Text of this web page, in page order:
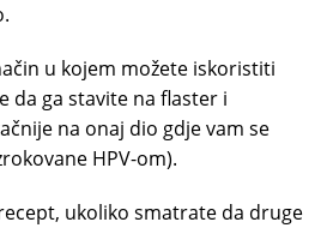
u kojem možete iskoristiti
da ga stavite na flaster i
na onaj dio gdje vam se
HPV-om).
ukoliko smatrate da druge